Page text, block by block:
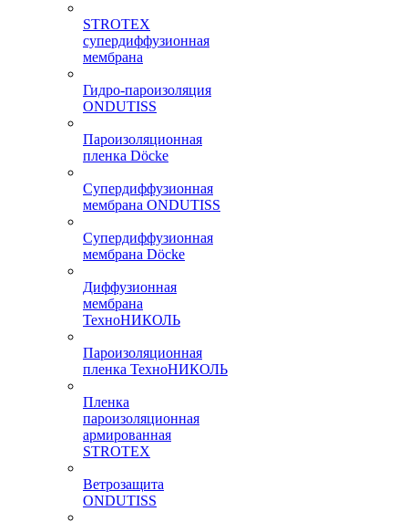
STROTEX
супердиффузионная
мембрана
Гидро-пароизоляция
ONDUTISS
Пароизоляционная
пленка Döcke
Супердиффузионная
мембрана ONDUTISS
Супердиффузионная
мембрана Döcke
Диффузионная
мембрана
ТехноНИКОЛЬ
Пароизоляционная
пленка ТехноНИКОЛЬ
Пленка
пароизоляционная
армированная
STROTEX
Ветрозащита
ONDUTISS